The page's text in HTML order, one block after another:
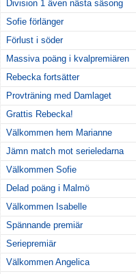
Division 1 även nästa säsong
Sofie förlänger
Förlust i söder
Massiva poäng i kvalpremiären
Rebecka fortsätter
Provträning med Damlaget
Grattis Rebecka!
Välkommen hem Marianne
Jämn match mot serieledarna
Välkommen Sofie
Delad poäng i Malmö
Välkommen Isabelle
Spännande premiär
Seriepremiär
Välkommen Angelica